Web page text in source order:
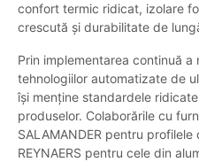
confort termic ridicat, izolare
crescută și durabilitate de
Prin implementarea continuă
tehnologiilor automatizate de
își menține standardele
produselor. Colaborările cu
SALAMANDER pentru profilele
REYNAERS pentru cele din